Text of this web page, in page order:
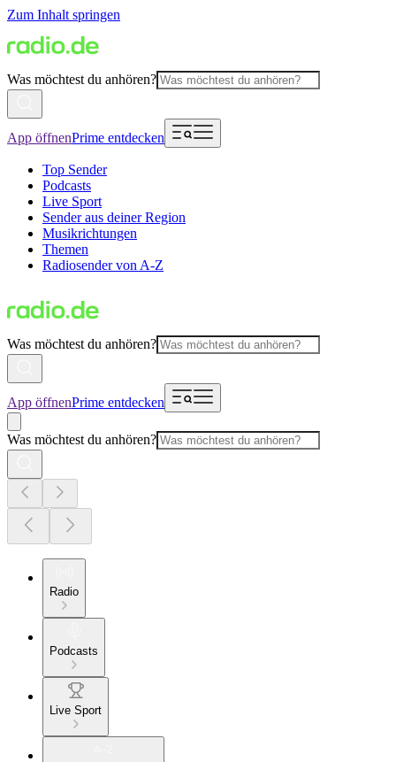
Zum Inhalt springen
Was möchtest du anhören?
App öffnenPrime entdecken
Top Sender
Podcasts
Live Sport
Sender aus deiner Region
Musikrichtungen
Themen
Radiosender von A-Z
Was möchtest du anhören?
App öffnenPrime entdecken
Was möchtest du anhören?
Radio
Podcasts
Live Sport